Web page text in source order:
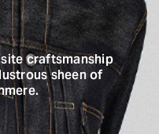
craftsmanship
sheen of